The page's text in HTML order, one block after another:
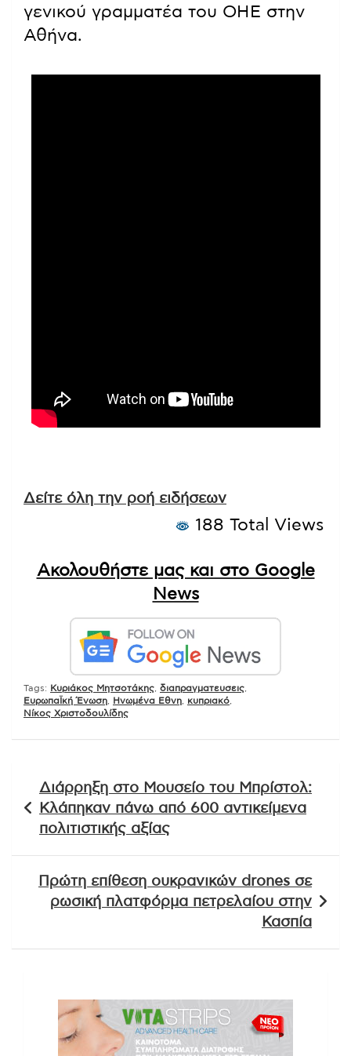
γενικού γραμματέα του ΟΗΕ στην
Αθήνα.
Δείτε όλη την ροή ειδήσεων
188 Total Views
Ακολουθήστε μας και στο Google
News
Tags: Kυριάκος Μητσοτάκης διαπραγματευσεις
ΕυρωπαΪκή Ένωση
Ηνωμένα Εθνη κυπριακό
Νίκος Χριστοδουλίδης
άρθρων
Διάρρηξη στο Μουσείο του Μπρίστολ:
Κλάπηκαν πάνω από 600 αντικείμενα
πολιτιστικής αξίας
Πρώτη επίθεση ουκρανικών drones σε
ρωσική πλατφόρμα πετρελαίου στην
Κασπία